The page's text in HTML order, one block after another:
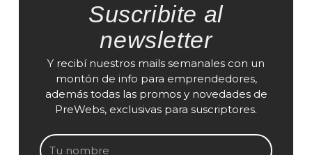
Suscribite al
newsletter
Y recibí nuestros mails semanales con un
montón de info para emprendedores,
además todas las promos y novedades de
PreWebs, exclusivas para suscriptores.
Nombre